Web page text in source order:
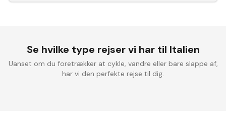
Se hvilke type rejser vi har til Italien
Uanset om du foretrækker at cykle, vandre eller bare slappe af,
har vi den perfekte rejse til dig.